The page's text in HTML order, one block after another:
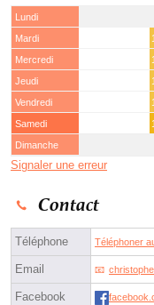
Lundi
Mardi
Mercredi
Jeudi
Vendredi
Samedi
Dimanche
Signaler une erreur
Contact
Téléphone Téléphoner
Email
Facebook